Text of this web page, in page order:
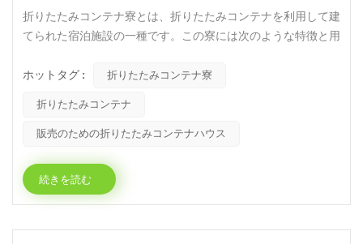
折りたたみコンテナ寮とは、折りたたみコンテナを利用して建
てられた宿泊施設の一種です。この寮には次のような特徴と用
応じて組み合わせたり分解したりすることができ、さまざまな
より、さまざまな会場や環境に寮を設置することが容易になり
ます。2.迅速な建設：折りたたみコンテナ寮は迅速な建設の
ホットタグ : 折りたたみコンテナ寮
折りたたみコンテナ
販売のための折りたたみコンテナハウス
続きを読む